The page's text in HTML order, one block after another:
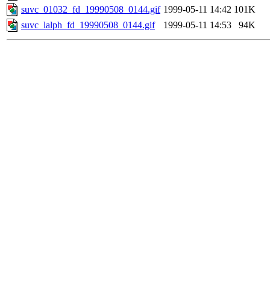
suvc_01032_fd_19990508_0144.gif 1999-05-11 14:42 101K
suvc_lalph_fd_19990508_0144.gif
1999-05-11 14:53 94K